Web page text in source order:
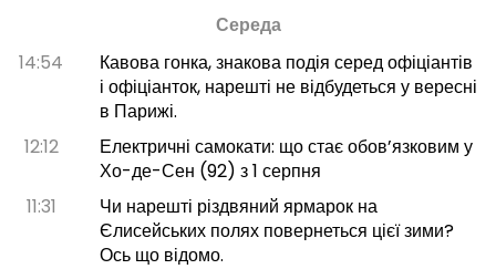
Середа
14:54
Кавова гонка, знакова подія серед офіціантів
і офіціанток, нарешті не відбудеться у вересні
в Парижі.
12:12
Електричні самокати: що стає обов’язковим у
Хо-де-Сен (92) з 1 серпня
11:31
Чи нарешті різдвяний ярмарок на
Єлисейських полях повернеться цієї зими?
Ось що відомо.